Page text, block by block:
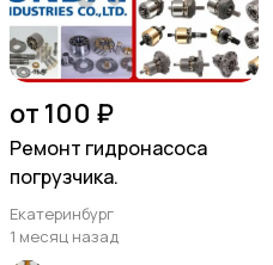
от 100 ₽
Ремонт гидронасоса
погрузчика.
Екатеринбург
1 месяц назад